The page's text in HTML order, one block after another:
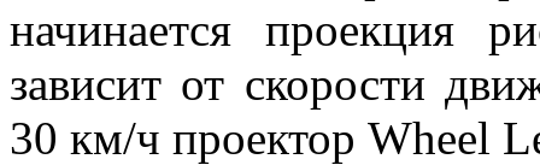
начинается проекция
зависит от скорости
30 км/ч проектор Wheel